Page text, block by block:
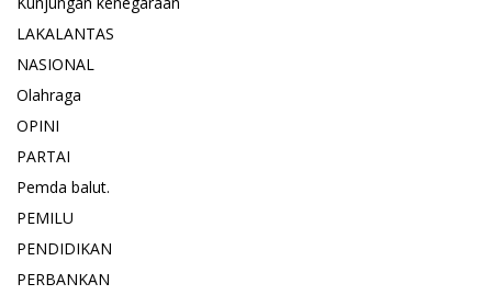
LAKALANTAS
NASIONAL
Olahraga
OPINI
PARTAI
Pemda balut.
PEMILU
PENDIDIKAN
PERBANKAN